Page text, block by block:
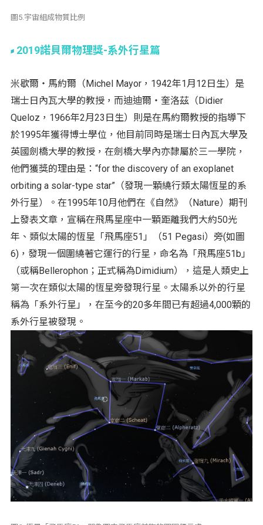
圖5.宇宙組成物質比例
2019諾貝爾物理獎-系外行星篇
米歇爾‧馬約爾（Michel Mayor，1942年1月12日生）是
瑞士日內瓦大學的教授，而迪迪爾‧奎洛茲（Didier
Queloz，1966年2月23日生）則是在馬約爾教授的指導下
於1995年獲得博士學位，他目前同時是瑞士日內瓦大學及
英國劍橋大學的教授，在劍橋大學內亦隸屬於三一學院，
他們獲獎的理由是：“for the discovery of an exoplanet
orbiting a solar-type star”（發現一顆繞行類太陽恆星的系
外行星）。在1995年10月他們在《自然》（Nature）期刊
上發表文章，宣稱在飛馬星座中一顆距離我們大約50光
年、類似太陽的恆星「飛馬座51」（51 Pegasi）旁(如圖
6)，發現一個圍繞著它運行的行星，命名為「飛馬座51b」
（或稱Bellerophon；正式稱為Dimidium），這是人類史上
第一次在類似太陽的恆星旁發現行星。太陽系以外的行星
稱為「系外行星」，在至今的20多年間已有超過4,000顆的
系外行星被發現。